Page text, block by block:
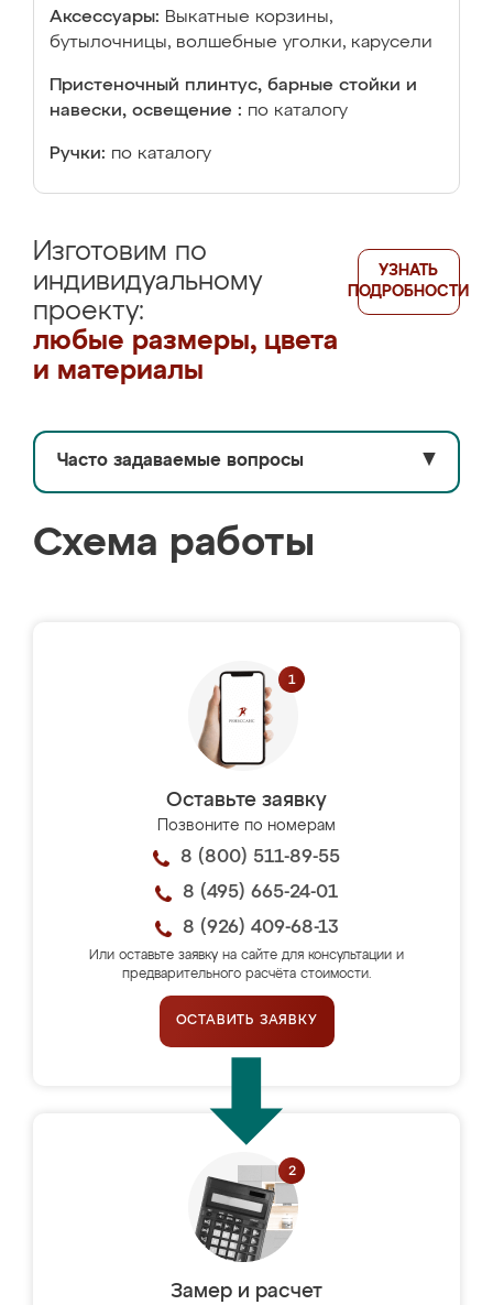
Аксессуары: Выкатные корзины,
бутылочницы, волшебные уголки, карусели
Пристеночный плинтус, барные стойки и
навески, освещение : по каталогу
Ручки: по каталогу
Изготовим по
индивидуальному
проекту:
любые размеры, цвета
и материалы
УЗНАТЬ
ПОДРОБНОСТИ
Часто задаваемые вопросы ▼
Схема работы
Оставьте заявку
Позвоните по номерам
8 (800) 511-89-55
8 (495) 665-24-01
8 (926) 409-68-13
Или оставьте заявку на сайте для консультации и
предварительного расчёта стоимости.
ОСТАВИТЬ ЗАЯВКУ
Замер и расчет